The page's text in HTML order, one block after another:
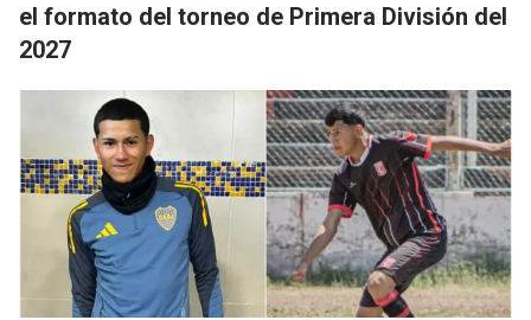
el formato del torneo de Primera División del
2027